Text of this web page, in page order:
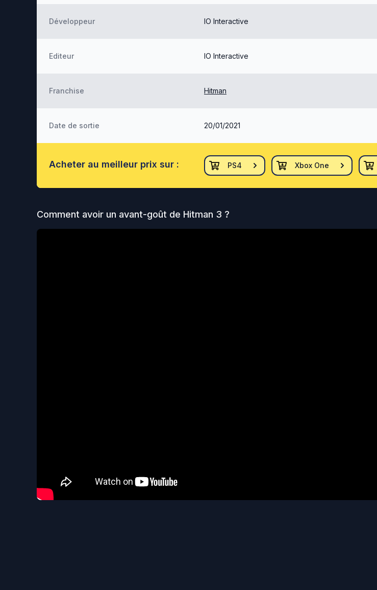
Développeur IO Interactive
Editeur IO Interactive
Franchise Hitman
Date de sortie 20/01/2021
Acheter au meilleur prix sur : PS4 Xbox One
Comment avoir un avant-goût de Hitman 3 ?